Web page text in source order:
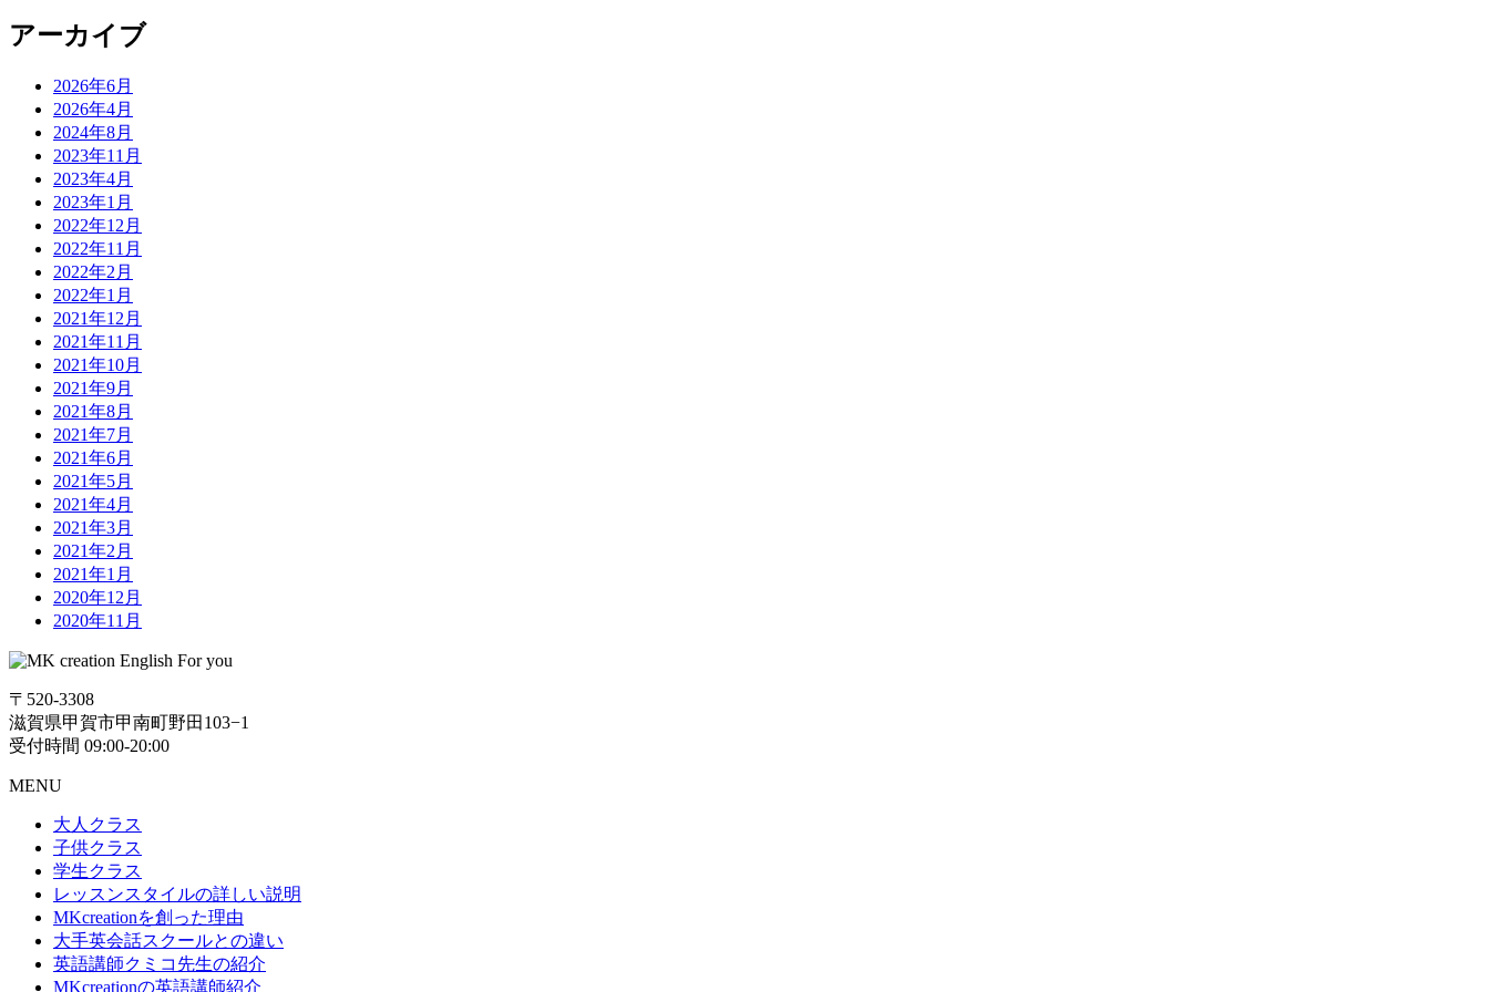
アーカイブ
2026年6月
2026年4月
2024年8月
2023年11月
2023年4月
2023年1月
2022年12月
2022年11月
2022年2月
2022年1月
2021年12月
2021年11月
2021年10月
2021年9月
2021年8月
2021年7月
2021年6月
2021年5月
2021年4月
2021年3月
2021年2月
2021年1月
2020年12月
2020年11月
〒520-3308
滋賀県甲賀市甲南町野田103−1
受付時間 09:00-20:00
MENU
大人クラス
子供クラス
学生クラス
レッスンスタイルの詳しい説明
MKcreationを創った理由
大手英会話スクールとの違い
英語講師クミコ先生の紹介
MKcreationの英語講師紹介